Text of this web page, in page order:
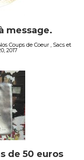
message.
Coups de Coeur Sacs et
2017
de 50 euros